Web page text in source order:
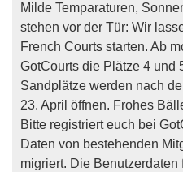
Milde Temparaturen,
stehen vor der Tür: Wir
French Courts starten. Ab
GotCourts die Plätze 4 und
Sandplätze werden nach
23. April öffnen. Frohes
Bitte registriert euch bei
Daten von bestehenden
migriert. Die Benutzerdaten